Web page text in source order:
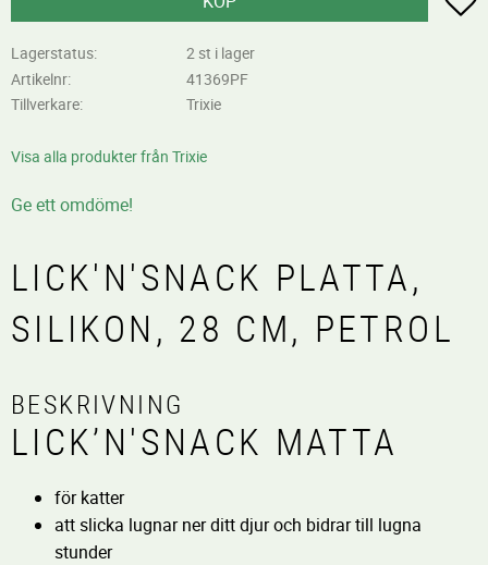
Lagerstatus
2 st i lager
Artikelnr
41369PF
Tillverkare
Trixie
Visa alla produkter från Trixie
Ge ett omdöme!
LICK'N'SNACK PLATTA,
SILIKON, 28 CM, PETROL
BESKRIVNING
LICK’N'SNACK MATTA
för katter
att slicka lugnar ner ditt djur och bidrar till lugna
stunder